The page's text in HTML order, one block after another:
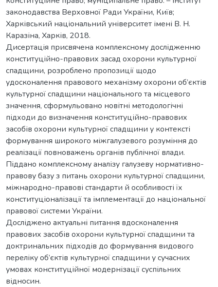
законодавства Верховної Ради України, Київ;
Харківський національний університет імені В. Н.
Каразіна, Харків, 2018.
Дисертація присвячена комплексному дослідженню
конституційно-правових засад охорони культурної
спадщини, розроблено пропозиції щодо
удосконалення правового механізму охорони об’єктів
культурної спадщини національного та місцевого
значення, сформульовано новітні методологічні
підходи до визначення конституційно-правових
засобів охорони культурної спадщини у контексті
формування широкого міжгалузевого розуміння до
реалізації повноважень органів публічної влади.
Піддано комплексному аналізу галузеву нормативно-
правову базу з питань охорони культурної спадщини,
міжнародно-правові стандарти й особливості їх
конституціоналізації та імплементації до національної
правової системи України.
Досліджено актуальні питання вдосконалення
правових засобів охорони культурної спадщини та
доктринальних підходів до формування видового
переліку об’єктів культурної спадщини у сучасних
умовах конституційної модернізації суспільних
відносин.